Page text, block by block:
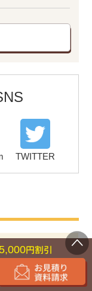
TWITTER
5,000円割引